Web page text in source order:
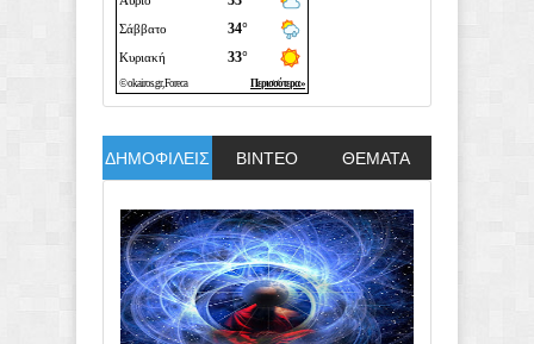
ΔΗΜΟΦΙΛΕΙΣ ΒΙΝΤΕΟ ΘΕΜΑΤΑ